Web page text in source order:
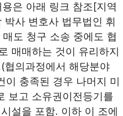
은 아래 링크 참조[지역
사 변호사 법무법인 휘
도 청구 소송 중에도 협
매매하는 것이 유리하지
협의과정에서 해당분야
이 충족된 경우 나머지 미
보고 소유권이전등기를
설을 포함. 이하 이 조에